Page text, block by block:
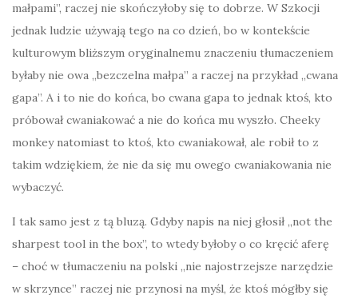
małpami”, raczej nie skończyłoby się to dobrze. W Szkocji
jednak ludzie używają tego na co dzień, bo w kontekście
kulturowym bliższym oryginalnemu znaczeniu tłumaczeniem
byłaby nie owa „bezczelna małpa” a raczej na przykład „cwana
gapa”. A i to nie do końca, bo cwana gapa to jednak ktoś, kto
próbował cwaniakować a nie do końca mu wyszło. Cheeky
monkey natomiast to ktoś, kto cwaniakował, ale robił to z
takim wdziękiem, że nie da się mu owego cwaniakowania nie
wybaczyć.
I tak samo jest z tą bluzą. Gdyby napis na niej głosił „not the
sharpest tool in the box”, to wtedy byłoby o co kręcić aferę
– choć w tłumaczeniu na polski „nie najostrzejsze narzędzie
w skrzynce” raczej nie przynosi na myśl, że ktoś mógłby się